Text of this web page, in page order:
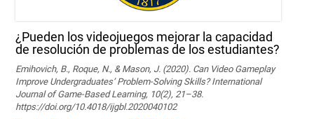
¿Pueden los videojuegos mejorar la capacidad
de resolución de problemas de los estudiantes?
Emihovich, B., Roque, N., & Mason, J. (2020). Can Video Gameplay
Improve Undergraduates’ Problem-Solving Skills? International
Journal of Game-Based Learning, 10(2), 21–38.
https://doi.org/10.4018/ijgbl.2020040102